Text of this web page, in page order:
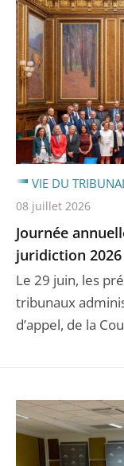
Journée
juridiction 2026
Le 29 juin, les
tribunaux
d’appel, de la
VIE DU
08 juillet 2026